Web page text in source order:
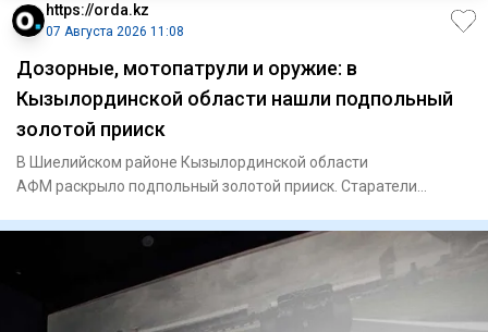
https://orda.kz
07 Августа 2026 11:08
Дозорные, мотопатрули и оружие: в
Кызылординской области нашли подпольный
золотой прииск
В Шиелийском районе Кызылординской области
АФМ раскрыло подпольный золотой прииск. Старатели